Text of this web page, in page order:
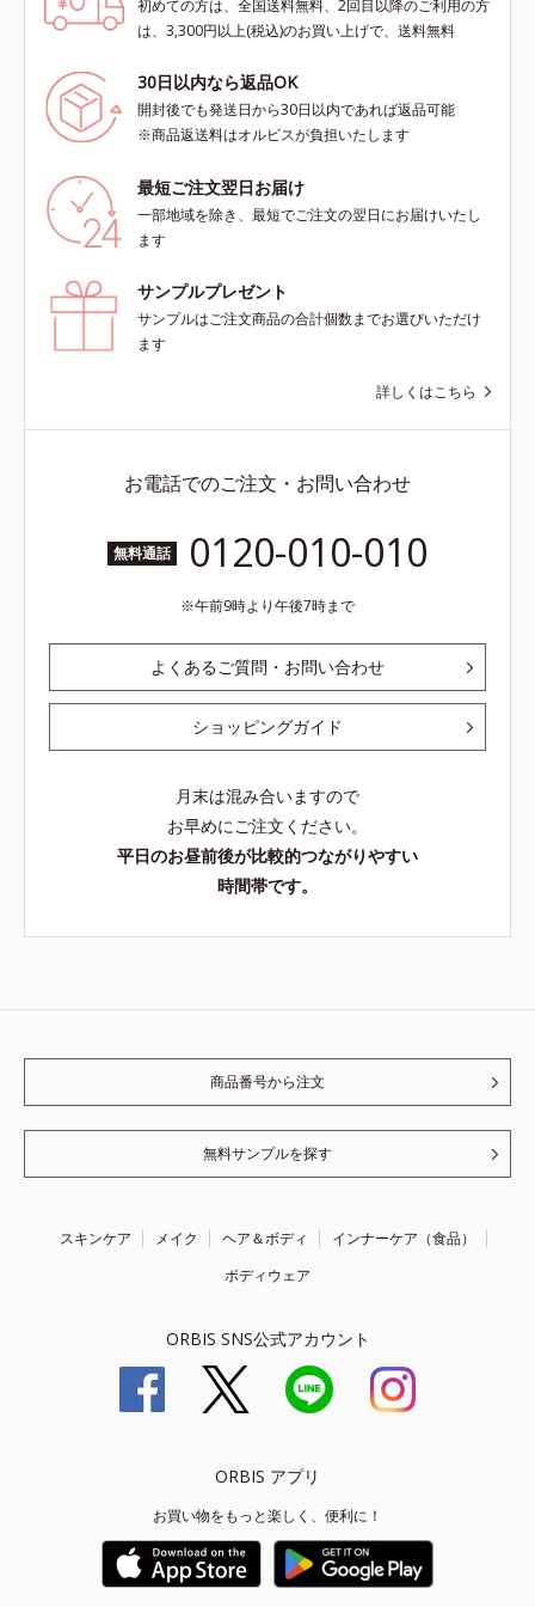
初めての方は、全国送料無料、2回目以降のご利用の方
は、3,300円以上(税込)のお買い上げで、送料無料
30日以内なら返品OK
開封後でも発送日から30日以内であれば返品可能
※商品返送料はオルビスが負担いたします
最短ご注文翌日お届け
一部地域を除き、最短でご注文の翌日にお届けいたし
ます
サンプルプレゼント
サンプルはご注文商品の合計個数までお選びいただけ
ます
詳しくはこちら
お電話でのご注文・お問い合わせ
無料通話 0120-010-010
午前9時より午後7時まで
よくあるご質問・お問い合わせ
ショッピングガイド
月末は混み合いますので
お早めにご注文ください。
平日のお昼前後が比較的つながりやすい
時間帯です。
商品番号から注文
無料サンプルを探す
スキンケア メイク ヘア＆ボディ
インナーケア（食品）
ボディウェア
ORBIS SNS公式アカウント
ORBIS アプリ
お買い物をもっと楽しく、便利に！